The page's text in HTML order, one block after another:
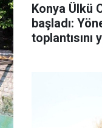
Konya Ülkü
başladı:
toplantısını